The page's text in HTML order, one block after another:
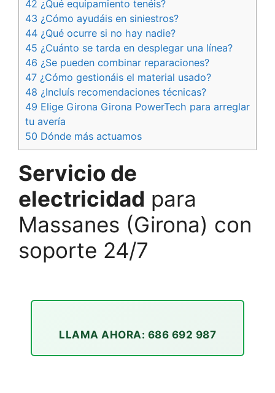
42 ¿Qué equipamiento tenéis?
43 ¿Cómo ayudáis en siniestros?
44 ¿Qué ocurre si no hay nadie?
45 ¿Cuánto se tarda en desplegar una línea?
46 ¿Se pueden combinar reparaciones?
47 ¿Cómo gestionáis el material usado?
48 ¿Incluís recomendaciones técnicas?
49 Elige Girona Girona PowerTech para arreglar
tu avería
50 Dónde más actuamos
Servicio de
electricidad para
Massanes (Girona) con
soporte 24/7
LLAMA AHORA: 686 692 987